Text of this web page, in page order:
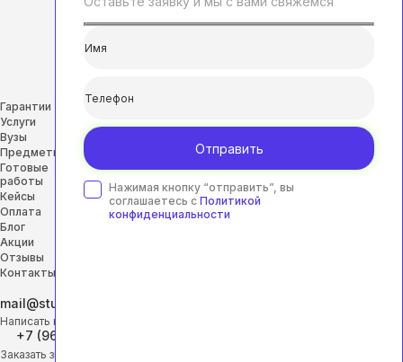
Гарантии
Услуги
Вузы
Предметы
Готовые
работы
Кейсы
Оплата
Блог
Акции
Отзывы
Контакты
mail@studhelp-online.ru
Написать на почту
+7 (968) 453-29-88
Заказать звонок
Отправить
Нажимая кнопку “отправить”, вы
соглашаетесь с Политикой
конфиденциальности